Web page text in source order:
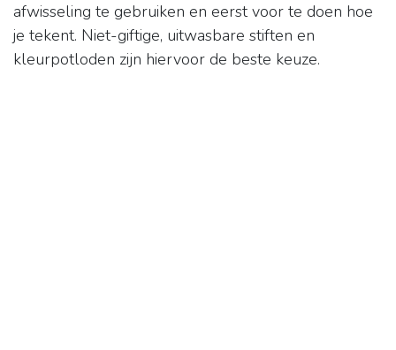
afwisseling te gebruiken en eerst voor te doen hoe
je tekent. Niet-giftige, uitwasbare stiften en
kleurpotloden zijn hiervoor de beste keuze.